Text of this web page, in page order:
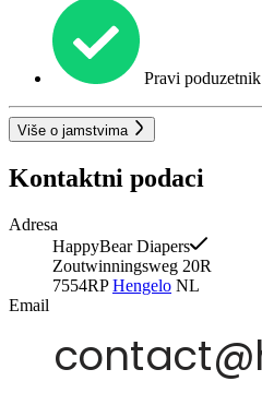
Pravi poduzetnik
Više o jamstvima
Kontaktni podaci
Adresa
HappyBear Diapers
Zoutwinningsweg 20R
7554RPHengelo NL
Email